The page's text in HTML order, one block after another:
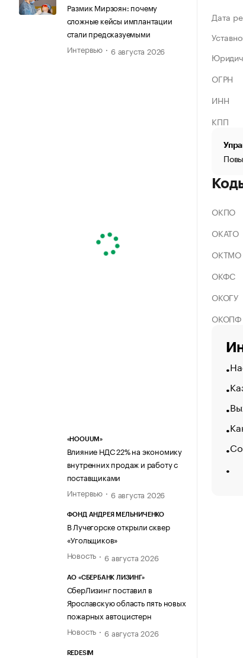
Размик Мирзоян: почему
сложные кейсы имплантации
стали предсказуемыми
Интервью
6 августа 2026
«HOOUUM»
Влияние НДС 22% на экономику
внутренних продаж и работу с
поставщиками
Интервью
6 августа 2026
ФОНД АНДРЕЯ МЕЛЬНИЧЕНКО
В Лучегорске открыли сквер
«Угольщиков»
Новость
6 августа 2026
АО «СБЕРБАНК ЛИЗИНГ»
СберЛизинг поставил в
Ярославскую область пять новых
пожарных автоцистерн
Новость
6 августа 2026
REDESIM
Дата
ОГРН
ИНН
КПП
ОКПО
ОКАТО
ОКТМО
ОКФС
ОКОГУ
ОКОПФ